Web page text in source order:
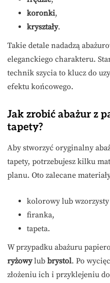
koronki,
kryształy.
Takie detale nadadzą
eleganckiego charakteru.
technik szycia to klucz do
efektu końcowego.
Jak zrobić abażur z
tapety?
Aby stworzyć oryginalny
tapety, potrzebujesz kilku
planu. Oto zalecane
kolorowy lub
firanka,
tapeta.
W przypadku abażuru
ryżowylub brystol. Po
złożeniu ich i przyklejeniu